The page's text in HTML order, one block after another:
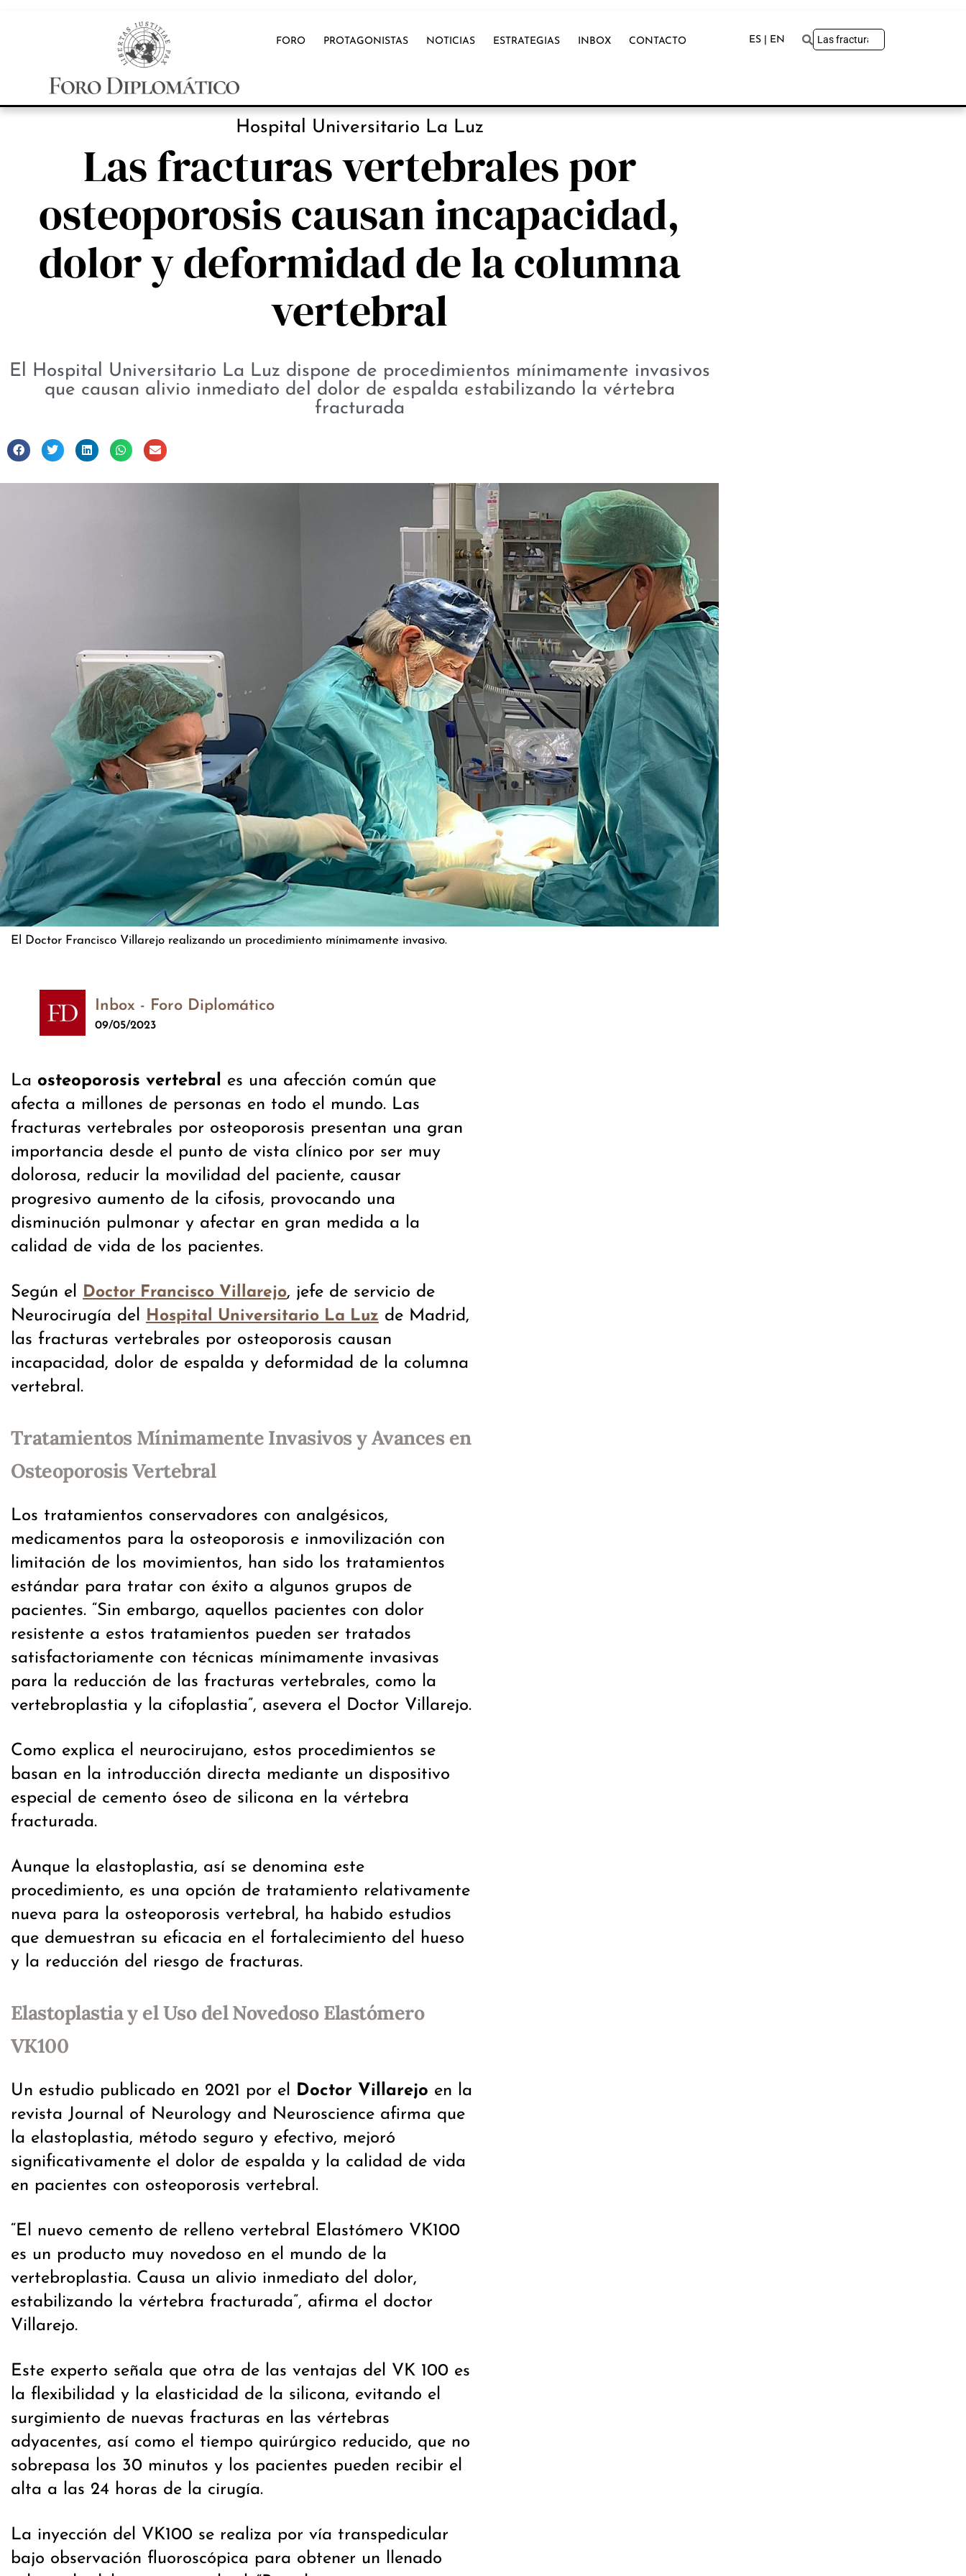
FORO PROTAGONISTAS NOTICIAS ESTRATEGIAS INBOX CONTACTO ES | EN
Hospital Universitario La Luz
Las fracturas vertebrales por
osteoporosis causan incapacidad,
dolor y deformidad de la columna
vertebral
El Hospital Universitario La Luz dispone de procedimientos mínimamente invasivos
que causan alivio inmediato del dolor de espalda estabilizando la vértebra
fracturada
El Doctor Francisco Villarejo realizando un procedimiento mínimamente invasivo.
Inbox - Foro Diplomático
09/05/2023
La osteoporosis vertebral es una afección común que
afecta a millones de personas en todo el mundo. Las
fracturas vertebrales por osteoporosis presentan una gran
importancia desde el punto de vista clínico por ser muy
dolorosa, reducir la movilidad del paciente, causar
progresivo aumento de la cifosis, provocando una
disminución pulmonar y afectar en gran medida a la
calidad de vida de los pacientes.
Según el Doctor Francisco Villarejo, jefe de servicio de
Neurocirugía del Hospital Universitario La Luz de Madrid,
las fracturas vertebrales por osteoporosis causan
incapacidad, dolor de espalda y deformidad de la columna
vertebral.
Tratamientos Mínimamente Invasivos y Avances en
Osteoporosis Vertebral
Los tratamientos conservadores con analgésicos,
medicamentos para la osteoporosis e inmovilización con
limitación de los movimientos, han sido los tratamientos
estándar para tratar con éxito a algunos grupos de
pacientes. “Sin embargo, aquellos pacientes con dolor
resistente a estos tratamientos pueden ser tratados
satisfactoriamente con técnicas mínimamente invasivas
para la reducción de las fracturas vertebrales, como la
vertebroplastia y la cifoplastia”, asevera el Doctor Villarejo.
Como explica el neurocirujano, estos procedimientos se
basan en la introducción directa mediante un dispositivo
especial de cemento óseo de silicona en la vértebra
fracturada.
Aunque la elastoplastia, así se denomina este
procedimiento, es una opción de tratamiento relativamente
nueva para la osteoporosis vertebral, ha habido estudios
que demuestran su eficacia en el fortalecimiento del hueso
y la reducción del riesgo de fracturas.
Elastoplastia y el Uso del Novedoso Elastómero
VK100
Un estudio publicado en 2021 por el Doctor Villarejo en la
revista Journal of Neurology and Neuroscience afirma que
la elastoplastia, método seguro y efectivo, mejoró
significativamente el dolor de espalda y la calidad de vida
en pacientes con osteoporosis vertebral.
“El nuevo cemento de relleno vertebral Elastómero VK100
es un producto muy novedoso en el mundo de la
vertebroplastia. Causa un alivio inmediato del dolor,
estabilizando la vértebra fracturada”, afirma el doctor
Villarejo.
Este experto señala que otra de las ventajas del VK 100 es
la flexibilidad y la elasticidad de la silicona, evitando el
surgimiento de nuevas fracturas en las vértebras
adyacentes, así como el tiempo quirúrgico reducido, que no
sobrepasa los 30 minutos y los pacientes pueden recibir el
alta a las 24 horas de la cirugía.
La inyección del VK100 se realiza por vía transpedicular
bajo observación fluoroscópica para obtener un llenado